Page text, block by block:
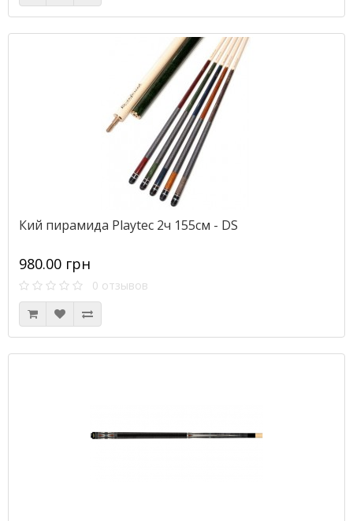
Кий пирамида Playtec 2ч 155см - DS
980.00 грн
0 отзывов